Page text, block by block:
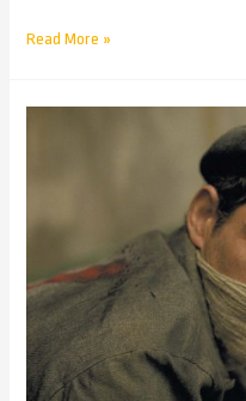
Read More »